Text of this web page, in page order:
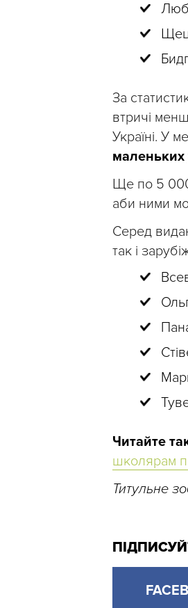
За
втричі
Україні. У
маленьких
Ще по 5 000
аби ними
Серед
так і
Читайте
школярам
Титульне